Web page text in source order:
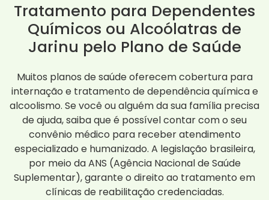
Tratamento para Dependentes
Químicos ou Alcoólatras de
Jarinu pelo Plano de Saúde
Muitos planos de saúde oferecem cobertura para
internação e tratamento de dependência química e
alcoolismo. Se você ou alguém da sua família precisa
de ajuda, saiba que é possível contar com o seu
convênio médico para receber atendimento
especializado e humanizado. A legislação brasileira,
por meio da ANS (Agência Nacional de Saúde
Suplementar), garante o direito ao tratamento em
clínicas de reabilitação credenciadas.